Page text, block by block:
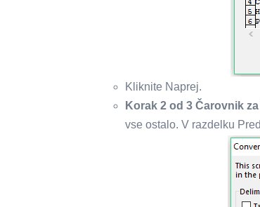
Kliknite Naprej.
Korak 2 od 3 Čarovnik
vse ostalo. V razdelku